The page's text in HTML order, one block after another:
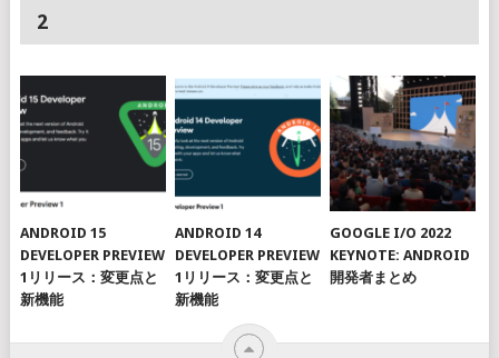
2
ANDROID 15
DEVELOPER PREVIEW
1リリース：変更点と
新機能
ANDROID 14
DEVELOPER PREVIEW
1リリース：変更点と
新機能
GOOGLE I/O 2022
KEYNOTE: ANDROID
開発者まとめ